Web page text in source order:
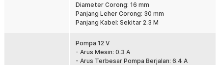
Rincian yang Anda dapatkan untuk pembelian produk ini:
1 x OTOHEROES Pompa Sedot Bensin Mobil Elektrik Transfer
Diameter Corong: 16 mm
Panjang Leher Corong: 30 mm
Panjang Kabel: Sekitar 2.3 M
Pompa 12 V
- Arus Mesin: 0.3 A
- Arus Terbesar Pompa Berjalan: 6.4 A